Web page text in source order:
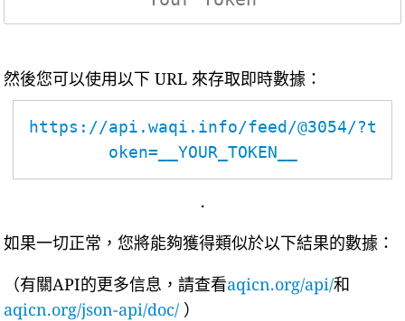
然後您可以使用以下 URL 來存取即時數據：
https://api.waqi.info/feed/@3054/?t
oken=__YOUR_TOKEN__
.
如果一切正常，您將能夠獲得類似於以下結果的數據：
（有關API的更多信息，請查看aqicn.org/api/和
aqicn.org/json-api/doc/ ）